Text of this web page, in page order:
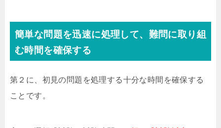
簡単な問題を迅速に処理して、難問に取り組
む時間を確保する
第２に、初見の問題を処理する十分な時間を確保する
ことです。